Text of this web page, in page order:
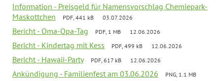
Information - Preisgeld für Namensvorschlag Chemiepark-
Maskottchen
PDF, 441 kB 03.07.2026
Bericht - Oma-Opa-Tag PDF, 1 MB 12.06.2026
Bericht - Kindertag mit Kess PDF, 499 kB 12.06.2026
Bericht - Hawaii-Party PDF, 617 kB 12.06.2026
Ankündigung - Familienfest am 03.06.2026 PNG, 1.1 MB